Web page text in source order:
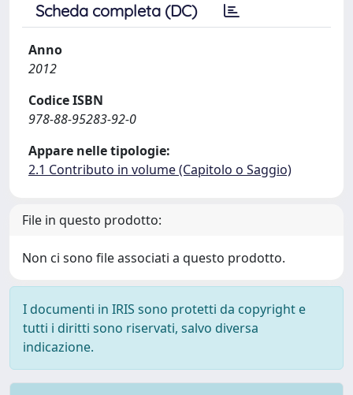
Scheda completa (DC)
Anno
2012
Codice ISBN
978-88-95283-92-0
Appare nelle tipologie:
2.1 Contributo in volume (Capitolo o Saggio)
File in questo prodotto:
Non ci sono file associati a questo prodotto.
I documenti in IRIS sono protetti da copyright e
tutti i diritti sono riservati, salvo diversa
indicazione.